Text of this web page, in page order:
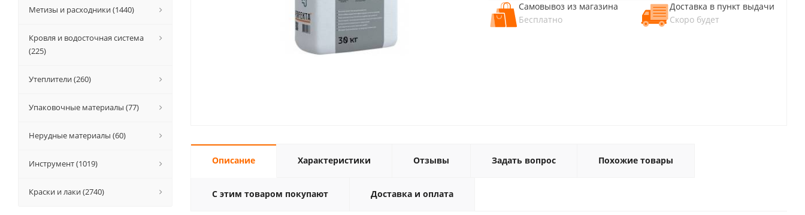
Самовывоз из магазина
Бесплатно
Доставка в пункт выдачи
Скоро будет
Описание Характеристики Отзывы Задать вопрос Похожие товары
С этим товаром покупают Доставка и оплата
Метизы и расходники (1440)
Кровля и водосточная система
(225)
Утеплители (260)
Упаковочные материалы (77)
Нерудные материалы (60)
Инструмент (1019)
Краски и лаки (2740)